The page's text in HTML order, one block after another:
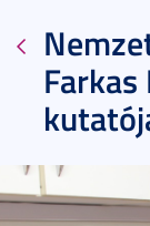
Farkas